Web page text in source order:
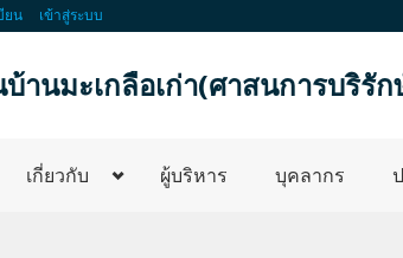
ยน เข้าสู่ระบบ
บ้านมะเกลือเก่า(ศาสนการบริรั
เกี่ยวกับ ผู้บริหาร บุคลากร